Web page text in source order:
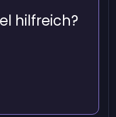
hilfreich?